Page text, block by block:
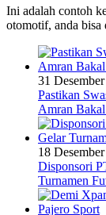
Ini adalah contoh
otomotif, anda bisa
31
Pastikan
Amran
18
Disponsori
Turnamen